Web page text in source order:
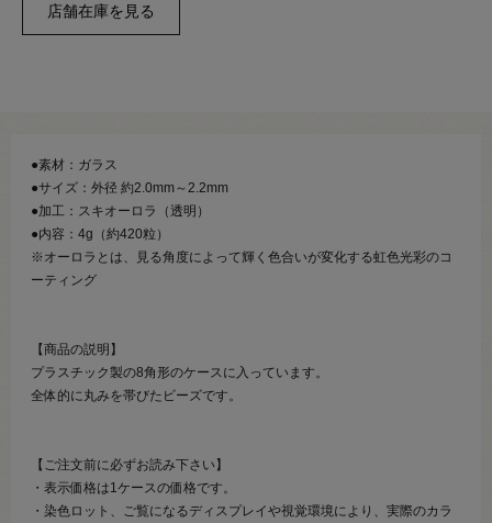
●素材：ガラス
●サイズ：外径 約2.0mm～2.2mm
●加工：スキオーロラ（透明）
●内容：4g（約420粒）
※オーロラとは、見る角度によって輝く色合いが変化する虹色光彩のコ
ーティング
【商品の説明】
プラスチック製の8角形のケースに入っています。
全体的に丸みを帯びたビーズです。
【ご注文前に必ずお読み下さい】
・表示価格は1ケースの価格です。
・染色ロット、ご覧になるディスプレイや視覚環境により、実際のカラ